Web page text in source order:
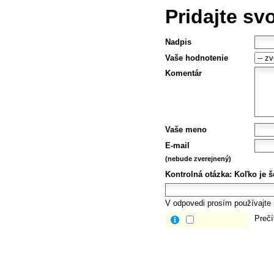
Pridajte
Nadpis
Vaše hodnotenie
Komentár
Vaše meno
E-mail
(nebude zverejnený)
Kontrolná otázka: Koľko je
V odpovedi prosím